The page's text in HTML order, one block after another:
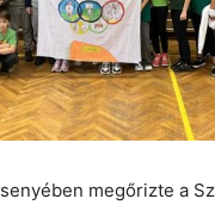
megőrizte a